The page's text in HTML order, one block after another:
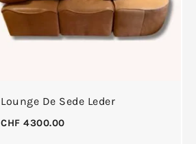
Lounge De Sede Leder
CHF 4300.00